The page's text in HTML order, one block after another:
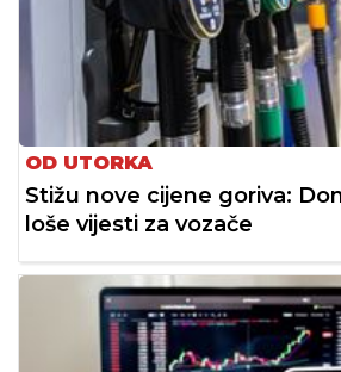
OD UTORKA
Stižu nove cijene goriva:
loše vijesti za vozače